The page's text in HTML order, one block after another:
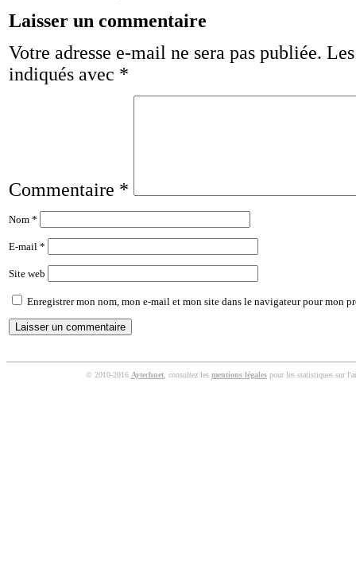
Laisser un commentaire
Votre adresse e-mail ne sera pas publiée.
indiqués avec *
Commentaire *
Nom *
E-mail *
Site web
Enregistrer mon nom, mon e-mail et mon site dans le navigateur pour mon
© 2010-2016 Aytechnet , consultez les mentions légales pour les statistiques sur